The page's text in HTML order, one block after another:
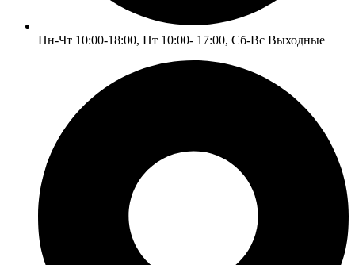
Пн-Чт 10:00-18:00, Пт 10:00- 17:00, Сб-Вс Выходные